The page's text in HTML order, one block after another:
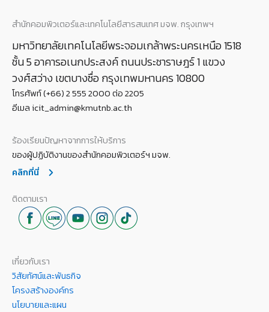
สำนักคอมพิวเตอร์และเทคโนโลยีสารสนเทศ มจพ. กรุงเทพฯ
มหาวิทยาลัยเทคโนโลยีพระจอมเกล้าพระนครเหนือ 1518
ชั้น 5 อาคารอเนกประสงค์ ถนนประชาราษฎร์ 1 แขวง
วงศ์สว่าง เขตบางซื่อ กรุงเทพมหานคร 10800
โทรศัพท์ (+66) 2 555 2000 ต่อ 2205
อีเมล icit_admin@kmutnb.ac.th
ร้องเรียนปัญหาจากการให้บริการ
ของผู้ปฏิบัติงานของสำนักคอมพิวเตอร์ฯ มจพ.
คลิกที่นี่
ติดตามเรา
เกี่ยวกับเรา
วิสัยทัศน์และพันธกิจ
โครงสร้างองค์กร
นโยบายและแผน